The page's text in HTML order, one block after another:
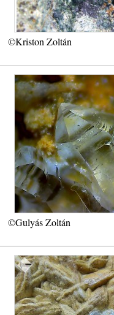
©Kriston Zoltán
©Gulyás Zoltán